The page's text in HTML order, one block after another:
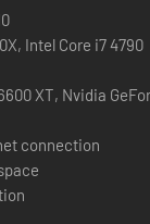
Intel Core i7 4790
XT, Nvidia
connection